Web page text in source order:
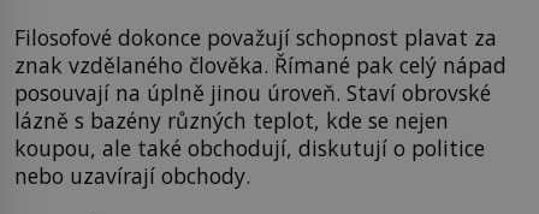
Filosofové dokonce považují schopnost plavat za
znak vzdělaného člověka. Římané pak celý nápad
posouvají na úplně jinou úroveň. Staví obrovské
lázně s bazény různých teplot, kde se nejen
koupou, ale také obchodují, diskutují o politice
nebo uzavírají obchody.